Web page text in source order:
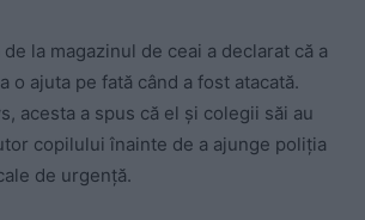
la magazinul de ceai a declarat că a
o ajuta pe fată când a fost atacată.
acesta a spus că el şi colegii săi au
copilului înainte de a ajunge poliția
de urgență.